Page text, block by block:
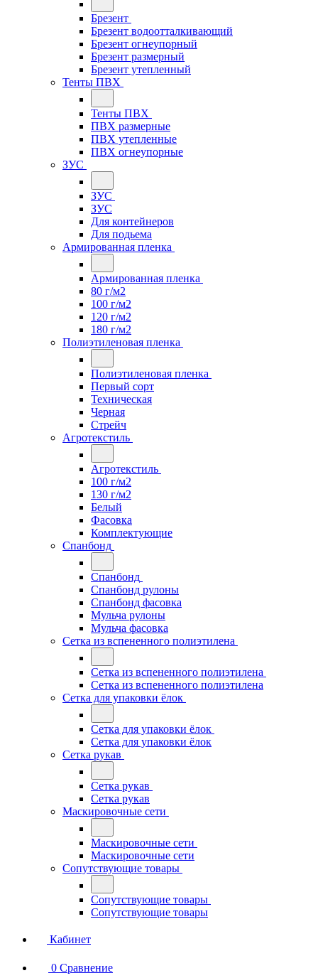
Брезент
Брезент водоотталкивающий
Брезент огнеупорный
Брезент размерный
Брезент утепленный
Тенты ПВХ
Тенты ПВХ
ПВХ размерные
ПВХ утепленные
ПВХ огнеупорные
ЗУС
ЗУС
ЗУС
Для контейнеров
Для подьема
Армированная пленка
Армированная пленка
80 г/м2
100 г/м2
120 г/м2
180 г/м2
Полиэтиленовая пленка
Полиэтиленовая пленка
Первый сорт
Техническая
Черная
Стрейч
Агротекстиль
Агротекстиль
100 г/м2
130 г/м2
Белый
Фасовка
Комплектующие
Спанбонд
Спанбонд
Спанбонд рулоны
Спанбонд фасовка
Мульча рулоны
Мульча фасовка
Сетка из вспененного полиэтилена
Сетка из вспененного полиэтилена
Сетка из вспененного полиэтилена
Сетка для упаковки ёлок
Сетка для упаковки ёлок
Сетка для упаковки ёлок
Сетка рукав
Сетка рукав
Сетка рукав
Маскировочные сети
Маскировочные сети
Маскировочные сети
Сопутствующие товары
Сопутствующие товары
Сопутствующие товары
Кабинет
0 Сравнение